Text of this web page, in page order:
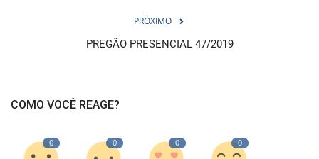
PRÓXIMO
PREGÃO PRESENCIAL 47/2019
COMO VOCÊ REAGE?
0 0 0 0